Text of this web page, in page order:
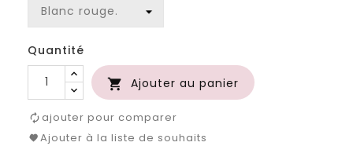
Quantité
 Ajouter au panier
ajouter pour comparer
Ajouter à la liste de souhaits